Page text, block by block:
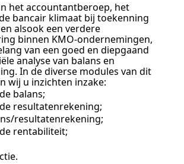
het accountantberoep, het
bancair klimaat bij toekenning
alsook een verdere
binnen KMO-ondernemingen,
van een goed en diepgaand
analyse van balans en
In de diverse modules van dit
wij u inzichten inzake:
balans;
resultatenrekening;
resultatenrekening;
rentabiliteit;